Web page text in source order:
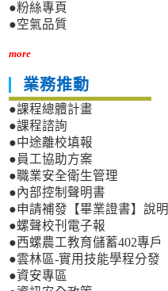
●粉絲專頁
●空氣品質
more
業務推動
●課程總體計畫
●課程諮詢
●中途離校填報
●員工協助方案
●職業安全衛生管理
●內部控制聲明書
●申請補發【畢業證書】說明
●螺聲校刊電子報
●西螺農工教育儲蓄402專戶
●雲林區-實用技能學程分發
●資安專區